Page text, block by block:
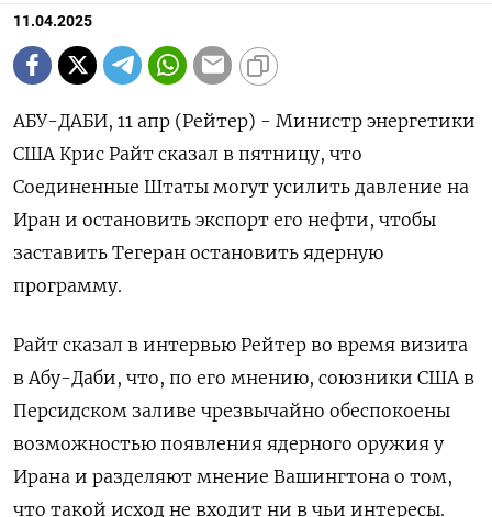
11.04.2025
АБУ-ДАБИ, 11 апр (Рейтер) - Министр энергетики
США Крис Райт сказал в пятницу, что
Соединенные Штаты могут усилить давление на
Иран и остановить экспорт его нефти, чтобы
заставить Тегеран остановить ядерную
программу.
Райт сказал в интервью Рейтер во время визита
в Абу-Даби, что, по его мнению, союзники США в
Персидском заливе чрезвычайно обеспокоены
возможностью появления ядерного оружия у
Ирана и разделяют мнение Вашингтона о том,
что такой исход не входит ни в чьи интересы.